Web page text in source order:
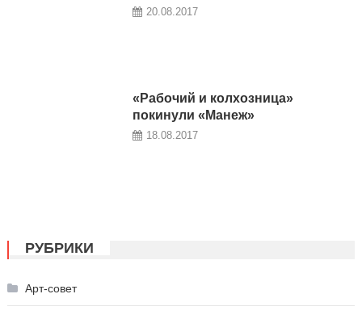
20.08.2017
«Рабочий и колхозница»
покинули «Манеж»
18.08.2017
РУБРИКИ
Арт-совет